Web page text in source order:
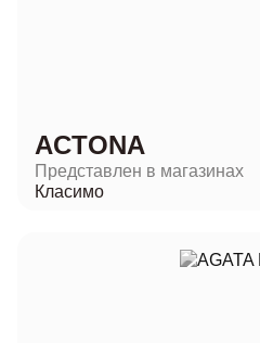
ACTONA
Представлен в магазинах
Класимо